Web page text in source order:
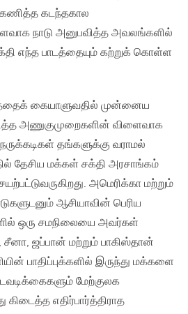
கடந்தகால
நாடு அனுபவித்த அவலங்களில்
எந்த பாடத்தையும் கற்றுக் கொள்ள
கையாளுவதில் முன்னைய
அணுகுமுறைகளின் விளைவாக
தங்களுக்கு வராமல்
தேசிய மக்கள் சக்தி அரசாங்கம்
அமெரிக்கா மற்றும்
ஆசியாவின் பெரிய
ஒரு சமநிலையை அவர்கள்
சீனா, ஜப்பான் மற்றும் பாகிஸ்தான்
பாதிப்புக்களில் இருந்து மக்களை
மேற்குலக
கிடைத்த எதிர்பார்த்திராத